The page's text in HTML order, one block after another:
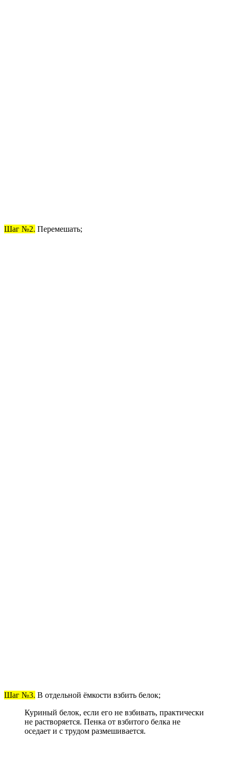
Шаг №2. Перемешать;
Шаг №3. В отдельной ёмкости взбить белок;
Куриный белок, если его не взбивать, практически
не растворяется. Пенка от взбитого белка не
оседает и с трудом размешивается.